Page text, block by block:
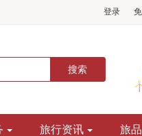
登录
旅行资讯 旅